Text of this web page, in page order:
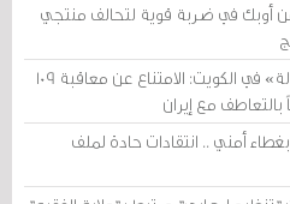
أوبك في ضربة قوية لتحالف منتجي
محكمة «أمن الدولة» في الكويت: الامتناع عن معاقبة 109
أمني .. انتقادات حادة لملف